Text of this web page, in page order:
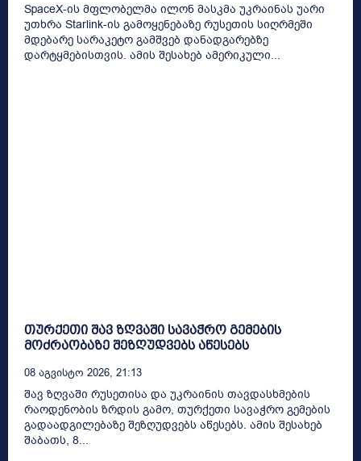
SpaceX-ის მფლობელმა ილონ მასკმა უკრაინას უარი
უთხრა Starlink-ის გამოყენებაზე რუსეთის სიღრმეში
მდებარე სარაკეტო გამშვებ დანადგარებზე
დარტყმებისთვის. ამის შესახებ ამერიკული...
თურქეთი შავ ზღვაში სავაჭრო გემების
მოძრაობაზე შეზღუდვებს აწესებს
08 Აგვისტო 2026, 21:13
შავ ზღვაში რუსეთისა და უკრაინის თავდასხმების
რაოდენობის ზრდის გამო, თურქეთი სავაჭრო გემების
გადაადგილებაზე შეზღუდვებს აწესებს. ამის შესახებ
შაბათს, 8...